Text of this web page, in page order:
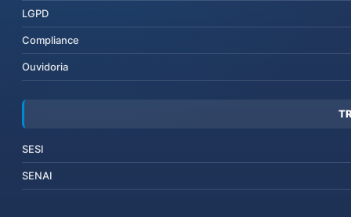
LGPD
Compliance
Ouvidoria
SESI
SENAI